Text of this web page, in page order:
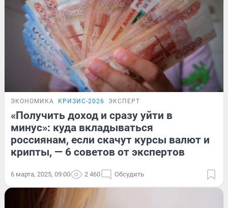
ЭКОНОМИКА КРИЗИС-2026 ЭКСПЕРТ
«Получить доход и сразу уйти в
минус»: куда вкладываться
россиянам, если скачут курсы валют и
крипты, — 6 советов от экспертов
6 марта, 2025, 09:00 2 460 Обсудить